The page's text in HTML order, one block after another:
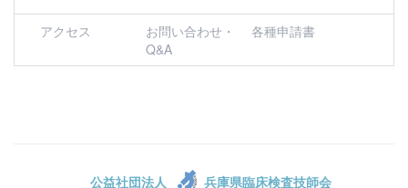
アクセス
お問い合わせ・
Q&A
各種申請書
公益社団法人 兵庫県臨床検査技師会